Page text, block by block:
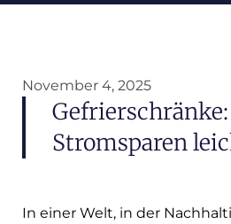
November 4, 2025
Stromsparen
In einer Welt, in der